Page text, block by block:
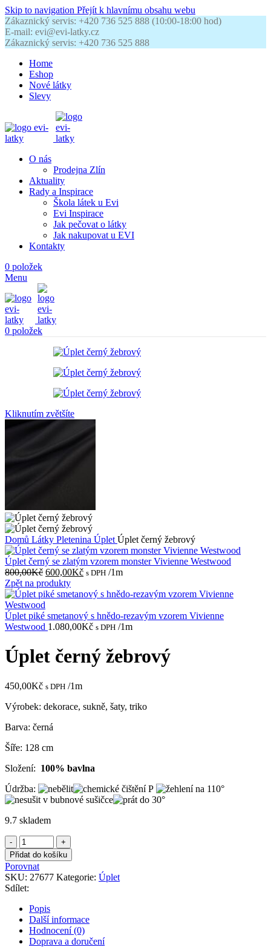
Skip to navigation Přejít k hlavnímu obsahu webu
Zákaznický servis: +420 736 525 888 (10:00-18:00 hod)
E-mail: evi@evi-latky.cz
Zákaznický servis: +420 736 525 888
Home
Eshop
Nové látky
Slevy
O nás
Prodejna Zlín
Aktuality
Rady a Inspirace
Škola látek u Evi
Evi Inspirace
Jak pečovat o látky
Jak nakupovat u EVI
Kontakty
0 položek
Menu
0 položek
Kliknutím zvětšíte
Domů Látky Pletenina Úplet Úplet černý žebrový
Úplet černý se zlatým vzorem monster Vivienne Westwood
800,00Kč Původní
cena
byla:
600,00KčAktuální
je:
s DPH /1m
Zpět na produkty
Úplet piké smetanový s hnědo-rezavým vzorem Vivienne
Westwood 1.080,00Kč s DPH /1m
Úplet černý žebrový
450,00Kč s DPH /1m
Výrobek: dekorace, sukně, šaty, triko
Barva: černá
Šíře: 128 cm
Složení: 100% bavlna
Údržba:
9.7 skladem
Úplet
černý
žebrový
množství
Přidat do košíku
Porovnat
SKU: 27677 Kategorie: Úplet
Sdílet:
Popis
Další informace
Hodnocení (0)
Doprava a doručení